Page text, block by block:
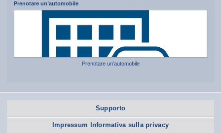
Prenotare un’automobile
Prenotare un’automobile
Supporto
Impressum Informativa sulla privacy